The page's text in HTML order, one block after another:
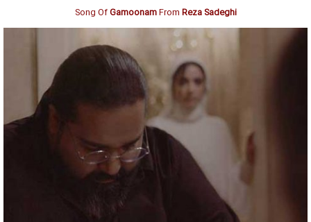
Song OfGamoonamFrom Reza Sadeghi